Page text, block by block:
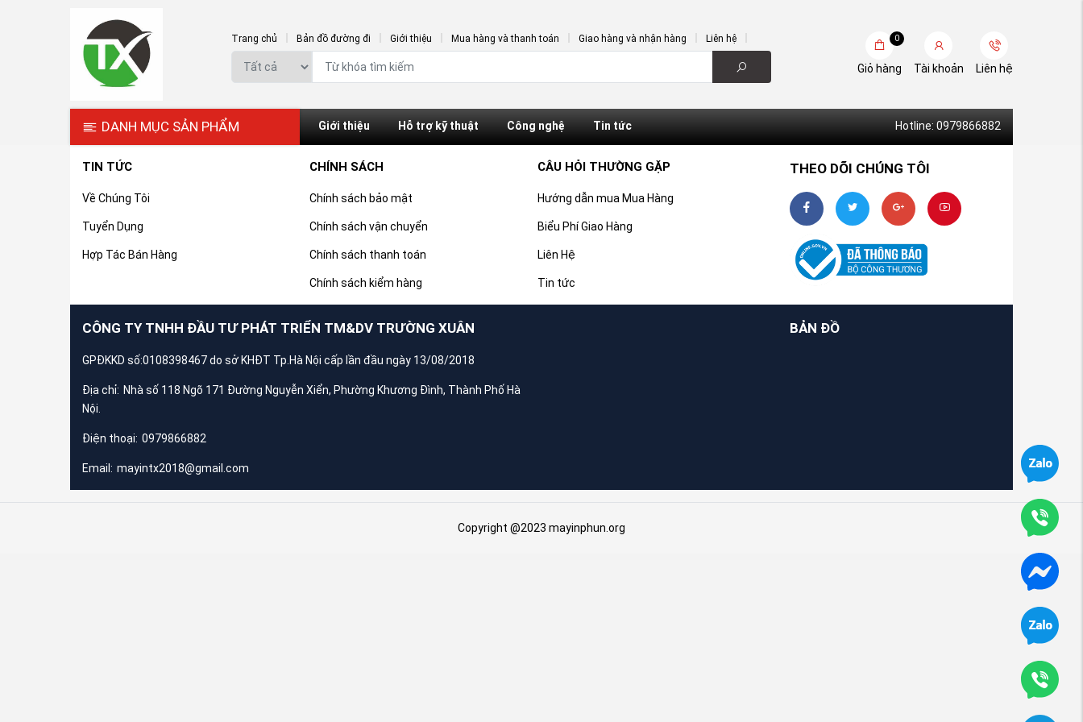
Trang chủ Bản đồ đường đi Giới thiệu Mua hàng và thanh toán Giao hàng và nhận hàng Liên hệ 0
Giỏ hàng Tài khoản Liên hệ
DANH MỤC SẢN PHẨM Giới thiệu Hỗ trợ kỹ thuật Công nghệ Tin tức Hotline: 0979866882
TIN TỨC
Về Chúng Tôi
Tuyển Dụng
Hợp Tác Bán Hàng
CHÍNH SÁCH
Chính sách bảo mật
Chính sách vận chuyển
Chính sách thanh toán
Chính sách kiểm hàng
CÂU HỎI THƯỜNG GẶP
Hướng dẫn mua Mua Hàng
Biểu Phí Giao Hàng
Liên Hệ
Tin tức
THEO DÕI CHÚNG TÔI
CÔNG TY TNHH ĐẦU TƯ PHÁT TRIỂN TM&DV TRƯỜNG XUÂN
GPĐKKD số:0108398467 do sở KHĐT Tp.Hà Nội cấp lần đầu ngày 13/08/2018
Địa chỉ: Nhà số 118 Ngõ 171 Đường Nguyễn Xiển, Phường Khương Đình, Thành Phố Hà
Nội.
Điện thoại: 0979866882
Email: mayintx2018@gmail.com
BẢN ĐỒ
Copyright @2023 mayinphun.org